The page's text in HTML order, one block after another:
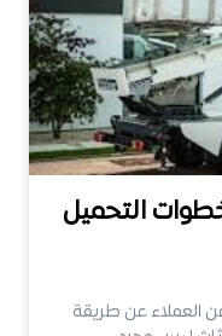
التحميل
العملاء عن طريقة